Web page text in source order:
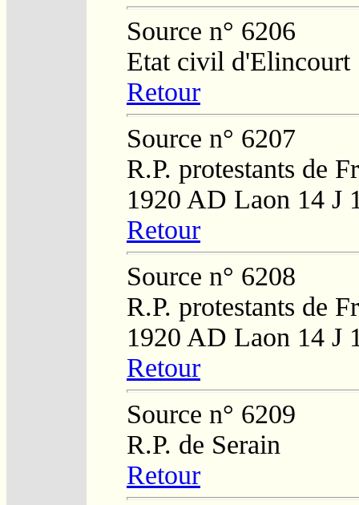
Source n° 6206
Etat civil d'Elincourt
Retour
Source n° 6207
R.P. protestants de
1920 AD Laon 14 J
Retour
Source n° 6208
R.P. protestants de
1920 AD Laon 14 J
Retour
Source n° 6209
R.P. de Serain
Retour